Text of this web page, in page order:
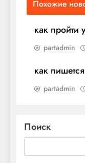
Похожие
как пройти
partadmin
как
partadmin
Поиск